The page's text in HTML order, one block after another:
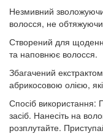
Незмивний
волосся, не
Створений для
та наповнює волосся.
Збагачений
абрикосовою олією,
Спосіб використання:
засіб. Нанесіть на
розплутайте.